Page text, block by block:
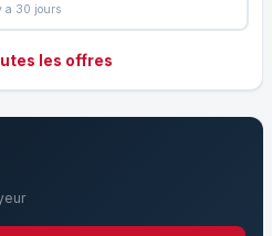
a 30 jours
les offres